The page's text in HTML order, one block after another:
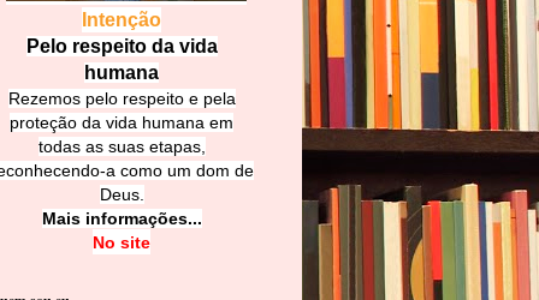
Intenção
Pelo respeito da vida
humana
Rezemos pelo respeito e pela
proteção da vida humana em
todas as suas etapas,
a como um dom de
Deus.
Mais informações...
No site